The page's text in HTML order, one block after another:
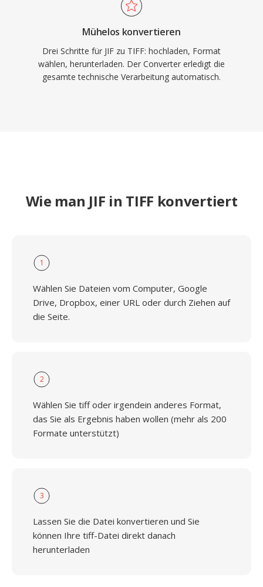
Mühelos konvertieren
Drei Schritte für JIF zu TIFF: hochladen, Format
wählen, herunterladen. Der Converter erledigt die
gesamte technische Verarbeitung automatisch.
Wie man JIF in TIFF konvertiert
1
Wählen Sie Dateien vom Computer, Google
Drive, Dropbox, einer URL oder durch Ziehen auf
die Seite.
2
Wählen Sie tiff oder irgendein anderes Format,
das Sie als Ergebnis haben wollen (mehr als 200
Formate unterstützt)
3
Lassen Sie die Datei konvertieren und Sie
können Ihre tiff-Datei direkt danach
herunterladen